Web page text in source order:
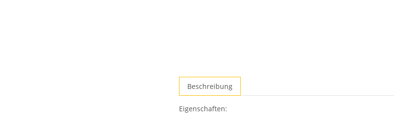
Registerkarten
Beschreibung
Eigenschaften: